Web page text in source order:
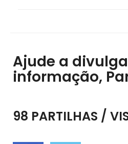
Ajude a
informação,
98 PARTILHAS /